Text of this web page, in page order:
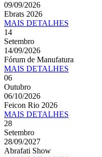
09/09/2026
Ebrats 2026
MAIS DETALHES
14
Setembro
14/09/2026
Fórum de Manufatura
MAIS DETALHES
06
Outubro
06/10/2026
Feicon Rio 2026
MAIS DETALHES
28
Setembro
28/09/2027
Abrafati Show